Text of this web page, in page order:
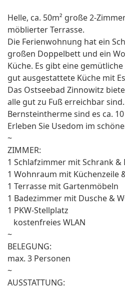
Helle, ca. 50m² große 2-
möblierter Terrasse.
Die Ferienwohnung hat ein
großen Doppelbett und ein
Küche. Es gibt eine gemütliche
gut ausgestattete Küche mit
Das Ostseebad Zinnowitz
alle gut zu Fuß erreichbar
Bernsteintherme sind es ca.
Erleben Sie Usedom im
~
ZIMMER:
1 Schlafzimmer mit Schrank
1 Wohnraum mit Küchenzeile
1 Terrasse mit Gartenmöbeln
1 Badezimmer mit Dusche &
1 PKW-Stellplatz
kostenfreies WLAN
~
BELEGUNG:
max. 3 Personen
~
AUSSTATTUNG: